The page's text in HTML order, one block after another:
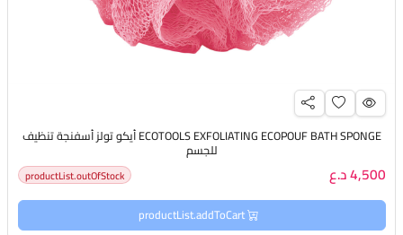
ECOTOOLS EXFOLIATING ECOPOUF BATH SPONGE أيكو تولز أسفنجة تنظيف
للجسم
4,500 د.ع productList.outOfStock
productList.addToCart